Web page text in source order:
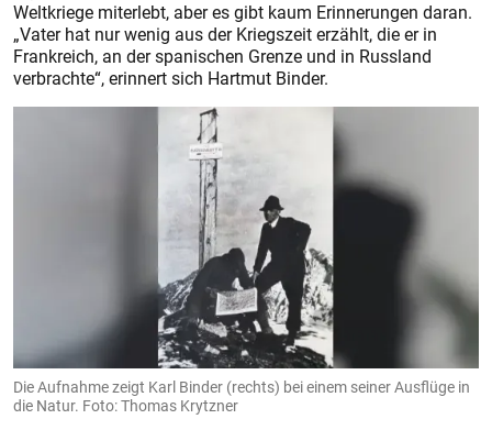
Weltkriege miterlebt, aber es gibt kaum Erinnerungen daran.
„Vater hat nur wenig aus der Kriegszeit erzählt, die er in
Frank­reich, an der spanischen Grenze und in Russland
verbrachte“, erinnert sich Hartmut Binder.
Die Aufnahme zeigt Karl Binder (rechts) bei einem seiner Ausflüge in
die Natur. Foto: Thomas Krytzner